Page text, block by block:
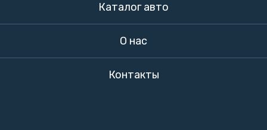
Каталог авто
О нас
Контакты